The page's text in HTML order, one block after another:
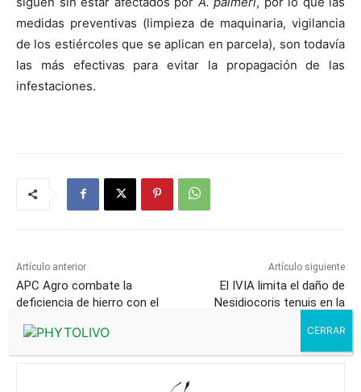
medidas preventivas (limpieza de maquinaria, vigilancia
de los estiércoles que se aplican en parcela), son todavía
las más efectivas para evitar la propagación de las
infestaciones.
Artículo anterior
APC Agro combate la
deficiencia de hierro con el
Artículo siguiente
El IVIA limita el daño de
Nesidiocoris tenuis en la